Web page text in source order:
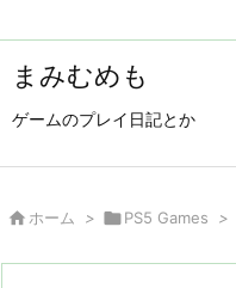
まみむめも
ゲームのプレイ日記とか
 ホーム > PS5 Games >